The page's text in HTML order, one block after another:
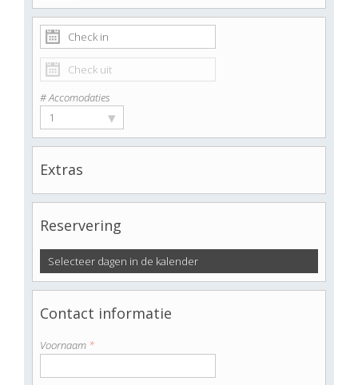
# Accomodaties
1
▾
Extras
Reservering
Selecteer dagen in de kalender
Contact informatie
Voornaam *